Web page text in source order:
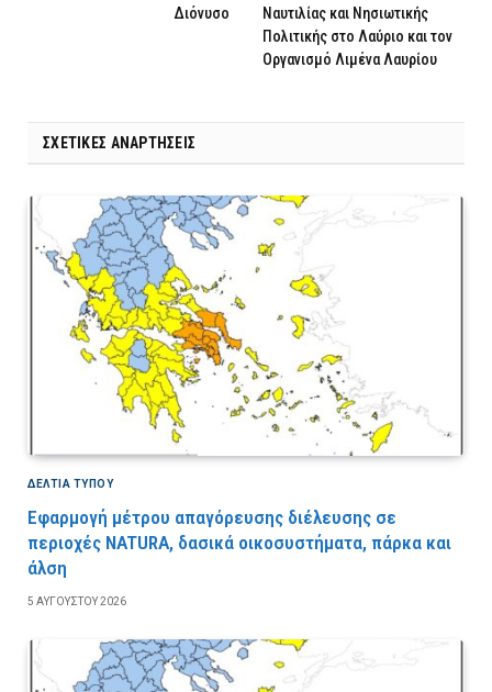
Διόνυσο
Ναυτιλίας και Νησιωτικής
Πολιτικής στο Λαύριο και τον
Οργανισμό Λιμένα Λαυρίου
ΣΧΕΤΙΚΈΣ ΑΝΑΡΤΉΣΕΙΣ
ΔΕΛΤΙΑ ΤΥΠΟΥ
Εφαρμογή μέτρου απαγόρευσης διέλευσης σε
περιοχές NATURA, δασικά οικοσυστήματα, πάρκα και
άλση
5 ΑΥΓΟΎΣΤΟΥ 2026